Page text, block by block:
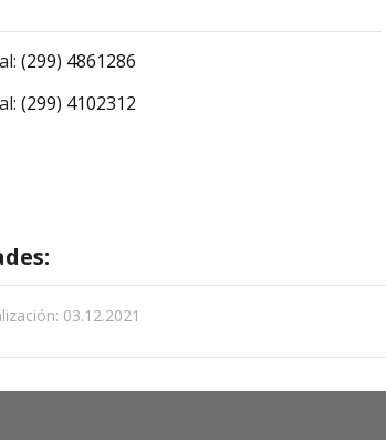
(299) 4861286
(299) 4102312
03.12.2021